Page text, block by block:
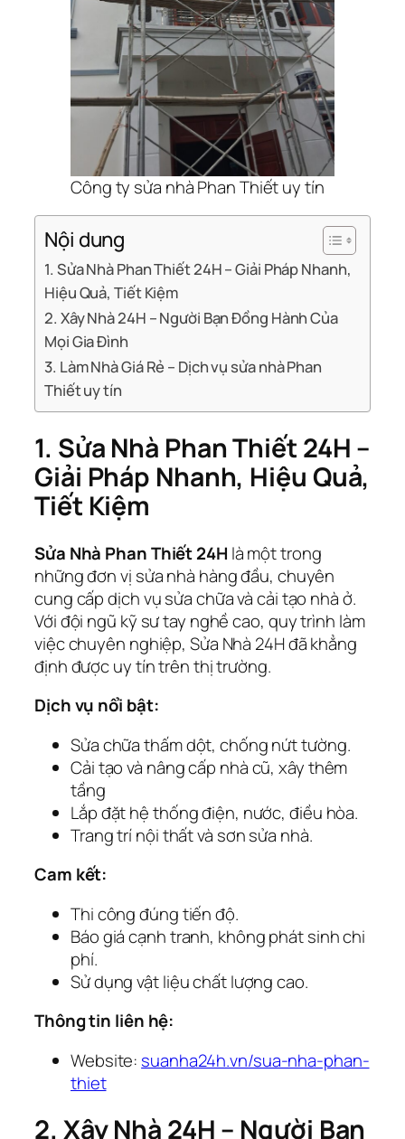
Công ty sửa nhà Phan Thiết uy tín
Nội dung
1. Sửa Nhà Phan Thiết 24H – Giải Pháp Nhanh,
Hiệu Quả, Tiết Kiệm
2. Xây Nhà 24H – Người Bạn Đồng Hành Của
Mọi Gia Đình
3. Làm Nhà Giá Rẻ – Dịch vụ sửa nhà Phan
Thiết uy tín
1. Sửa Nhà Phan Thiết 24H –
Giải Pháp Nhanh, Hiệu Quả,
Tiết Kiệm
Sửa Nhà Phan Thiết 24H là một trong
những đơn vị sửa nhà hàng đầu, chuyên
cung cấp dịch vụ sửa chữa và cải tạo nhà ở.
Với đội ngũ kỹ sư tay nghề cao, quy trình làm
việc chuyên nghiệp, Sửa Nhà 24H đã khẳng
định được uy tín trên thị trường.
Dịch vụ nổi bật:
Sửa chữa thấm dột, chống nứt tường.
Cải tạo và nâng cấp nhà cũ, xây thêm
tầng
Lắp đặt hệ thống điện, nước, điều hòa.
Trang trí nội thất và sơn sửa nhà.
Cam kết:
Thi công đúng tiến độ.
Báo giá cạnh tranh, không phát sinh chi
phí.
Sử dụng vật liệu chất lượng cao.
Thông tin liên hệ:
Website: suanha24h.vn/sua-nha-phan-
thiet
2. Xây Nhà 24H – Người Bạn